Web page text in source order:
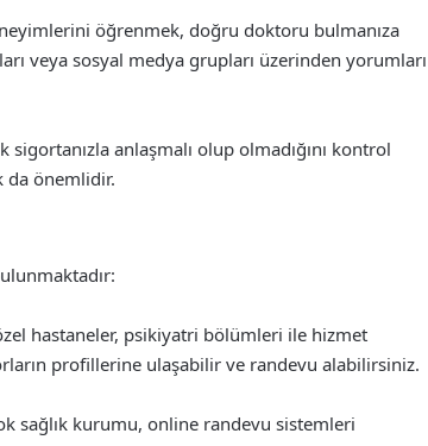
öğrenmek, doğru doktoru bulmanıza
veya sosyal medya grupları üzerinden yorumları
anlaşmalı olup olmadığını kontrol
da önemlidir.
hastaneler, psikiyatri bölümleri ile hizmet
profillerine ulaşabilir ve randevu alabilirsiniz.
sağlık kurumu, online randevu sistemleri